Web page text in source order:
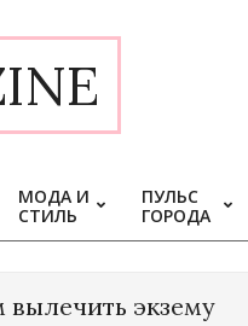
МОДА И
СТИЛЬ
ПУЛЬС
ГОРОДА
вылечить экзему